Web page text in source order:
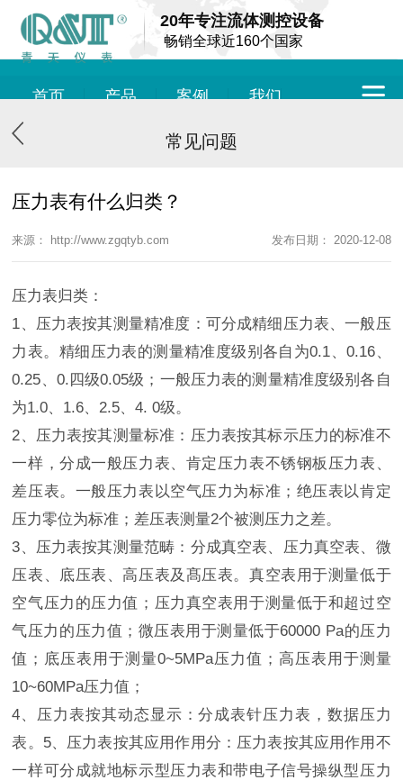
20年专注流体测控设备
畅销全球近160个国家
首页 产品 案例 我们
常见问题
压力表有什么归类？
来源： http://www.zgqtyb.com 发布日期： 2020-12-08
压力表归类：
1、压力表按其测量精准度：可分成精细压力表、一般压
力表。精细压力表的测量精准度级别各自为0.1、0.16、
0.25、0.四级0.05级；一般压力表的测量精准度级别各自
为1.0、1.6、2.5、4. 0级。
2、压力表按其测量标准：压力表按其标示压力的标准不
一样，分成一般压力表、肯定压力表不锈钢板压力表、
差压表。一般压力表以空气压力为标准；绝压表以肯定
压力零位为标准；差压表测量2个被测压力之差。
3、压力表按其测量范畴：分成真空表、压力真空表、微
压表、底压表、高压表及髙压表。真空表用于测量低于
空气压力的压力值；压力真空表用于测量低于和超过空
气压力的压力值；微压表用于测量低于60000 Pa的压力
值；底压表用于测量0~5MPa压力值；高压表用于测量
10~60MPa压力值；
4、压力表按其动态显示：分成表针压力表，数据压力
表。5、压力表按其应用作用分：压力表按其应用作用不
一样可分成就地标示型压力表和带电子信号操纵型压力